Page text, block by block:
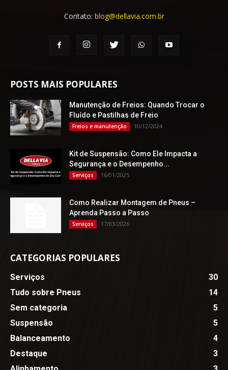
Contato: blog@dellavia.com.br
POSTS MAIS POPULARES
Manutenção de Freios: Quando Trocar o
Fluído e Pastilhas de Freio
Freios e manutenção 10/12/2024
Kit de Suspensão: Como Ele Impacta a
Segurança e o Desempenho...
Serviços 16/01/2025
Como Realizar Montagem de Pneus –
Aprenda Passo a Passo
Serviços 17/03/2026
CATEGORIAS POPULARES
Serviços
30
Tudo sobre Pneus
14
Sem categoria
5
Suspensão
5
Balanceamento
4
Destaque
3